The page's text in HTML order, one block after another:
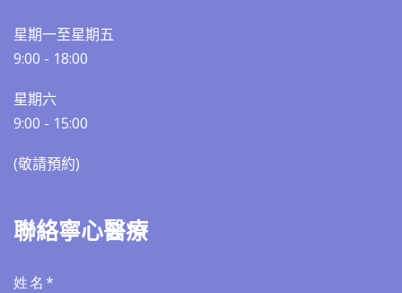
星期一至星期五
9:00 - 18:00
星期六
9:00 - 15:00
(敬請預約)​​
聯絡寧心醫療
姓名*